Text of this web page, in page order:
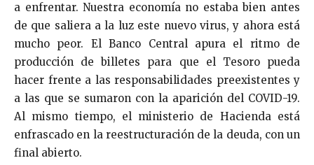
a enfrentar. Nuestra economía no estaba bien antes
de que saliera a la luz este nuevo virus, y ahora está
mucho peor. El Banco Central apura el ritmo de
producción de billetes para que el Tesoro pueda
hacer frente a las responsabilidades preexistentes y
a las que se sumaron con la aparición del COVID-19.
Al mismo tiempo, el ministerio de Hacienda está
enfrascado en la reestructuración de la deuda, con un
final abierto.